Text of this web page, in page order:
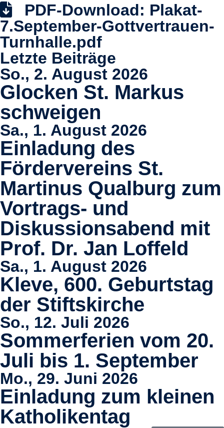
PDF-Download: Plakat-
7.September-Gottvertrauen-
Turnhalle.pdf
Letzte Beiträge
So., 2. August 2026
Glocken St. Markus
schweigen
Sa., 1. August 2026
Einladung des
Fördervereins St.
Martinus Qualburg zum
Vortrags- und
Diskussionsabend mit
Prof. Dr. Jan Loffeld
Sa., 1. August 2026
Kleve, 600. Geburtstag
der Stiftskirche
So., 12. Juli 2026
Sommerferien vom 20.
Juli bis 1. September
Mo., 29. Juni 2026
Einladung zum kleinen
Katholikentag